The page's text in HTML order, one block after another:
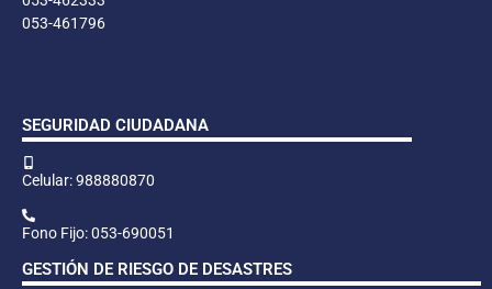
053-461796
SEGURIDAD CIUDADANA
Celular: 988880870
Fono Fijo: 053-690051
GESTIÓN DE RIESGO DE DESASTRES